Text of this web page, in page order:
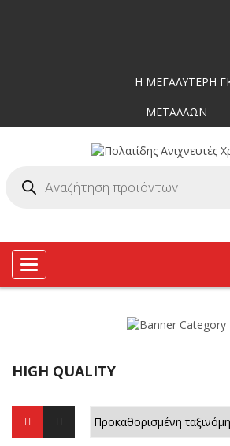
Η ΜΕΓΑΛΥΤΕΡΗ ΓΚΑΜΑ
ΜΕΤΑΛΛΩΝ
Toggle
navigation
HIGH QUALITY